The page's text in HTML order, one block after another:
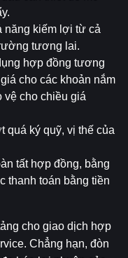
năng kiếm lợi từ cả
tương lai.
hợp đồng tương
cho các khoản nắm
vệ cho chiều giá
quá ký quỹ, vị thế của
tất hợp đồng, bằng
thanh toán bằng tiền
cho giao dịch hợp
Chẳng hạn, đòn